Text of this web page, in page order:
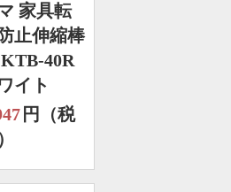
家具転
止伸縮棒
40R
イト
円（税